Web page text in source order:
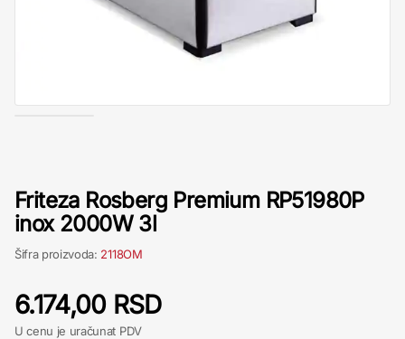
Friteza Rosberg Premium RP51980P
inox 2000W 3l
Šifra proizvoda: 2118OM
6.174,00 RSD
U cenu je uračunat PDV